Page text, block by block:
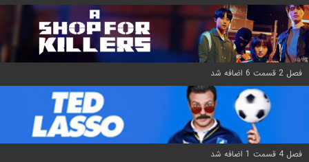
فصل 2 قسمت 6 اضافه شد
فصل 4 قسمت 1 اضافه شد